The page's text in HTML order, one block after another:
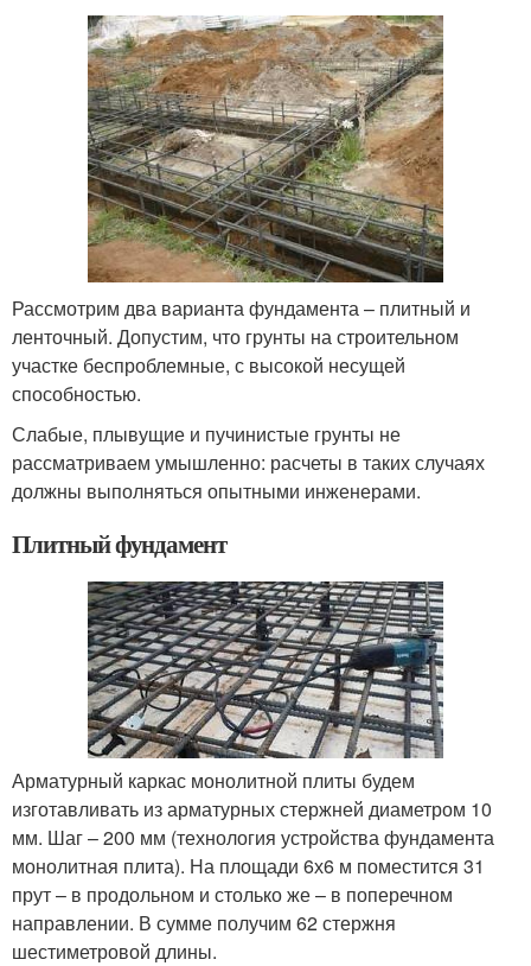
Рассмотрим два варианта фундамента – плитный и
ленточный. Допустим, что грунты на строительном
участке беспроблемные, с высокой несущей
способностью.
Слабые, плывущие и пучинистые грунты не
рассматриваем умышленно: расчеты в таких случаях
должны выполняться опытными инженерами.
Плитный фундамент
Арматурный каркас монолитной плиты будем
изготавливать из арматурных стержней диаметром 10
мм. Шаг – 200 мм (технология устройства фундамента
монолитная плита). На площади 6х6 м поместится 31
прут – в продольном и столько же – в поперечном
направлении. В сумме получим 62 стержня
шестиметровой длины.